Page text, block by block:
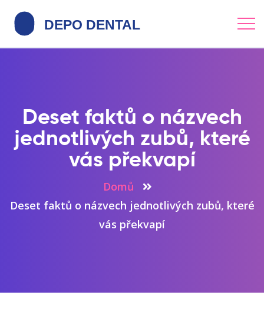
Deset faktů o názvech
jednotlivých zubů, které
vás překvapí
Domů
Deset faktů o názvech jednotlivých zubů, které
vás překvapí